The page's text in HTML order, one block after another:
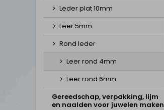
Leder plat 10mm
Leer 5mm
Rond leder
Leer rond 4mm
Leer rond 6mm
Gereedschap, verpakking, lijm
en naalden voor juwelen maken